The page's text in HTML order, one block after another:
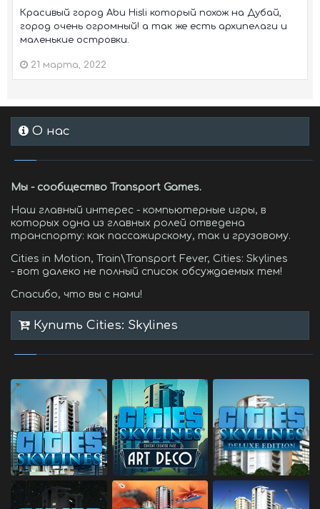
Красивый город Abu Hisli который похож на Дубай,
город очень огромный! а так же есть архипелаги и
маленькие островки.
21 марта, 2022
О нас
Мы - сообщество Transport Games.
Наш главный интерес - компьютерные игры, в
которых одна из главных ролей отведена
транспорту: как пассажирскому, так и грузовому.
Cities in Motion, Train\Transport Fever, Cities: Skylines
- вот далеко не полный список обсуждаемых тем!
Спасибо, что вы с нами!
Купить Cities: Skylines